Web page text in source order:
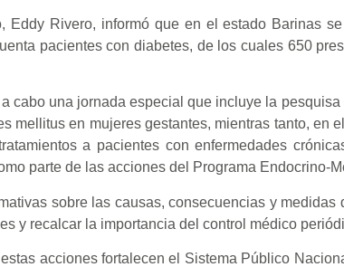
Eddy Rivero, informó que en el estado Barinas
pacientes con diabetes, de los cuales 650
cabo una jornada especial que incluye la
mellitus en mujeres gestantes, mientras tanto, en
a pacientes con enfermedades
parte de las acciones del Programa Endocrino-
sobre las causas, consecuencias y medidas
y recalcar la importancia del control médico
acciones fortalecen el Sistema Público